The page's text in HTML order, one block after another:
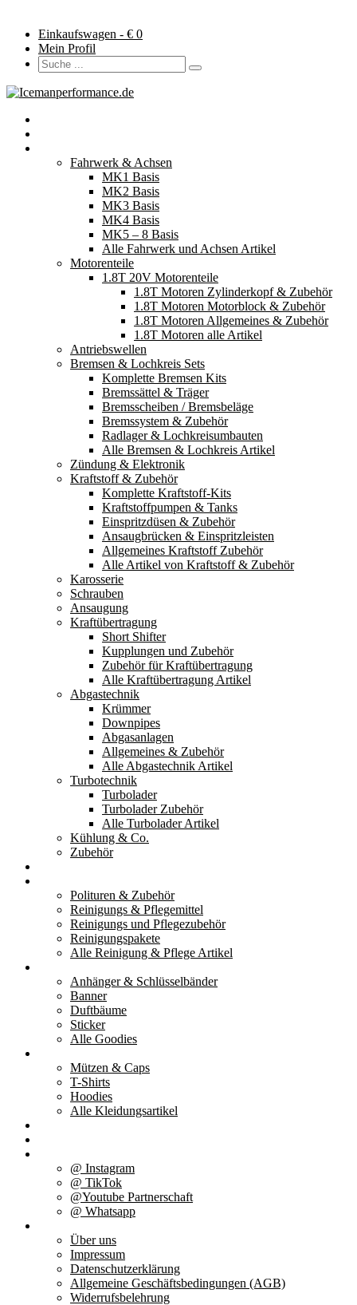
Einkaufswagen - € 0
Mein Profil
Fahrwerk & Achsen
MK1 Basis
MK2 Basis
MK3 Basis
MK4 Basis
MK5 – 8 Basis
Alle Fahrwerk und Achsen Artikel
Motorenteile
1.8T 20V Motorenteile
1.8T Motoren Zylinderkopf & Zubehör
1.8T Motoren Motorblock & Zubehör
1.8T Motoren Allgemeines & Zubehör
1.8T Motoren alle Artikel
Antriebswellen
Bremsen & Lochkreis Sets
Komplette Bremsen Kits
Bremssättel & Träger
Bremsscheiben / Bremsbeläge
Bremssystem & Zubehör
Radlager & Lochkreisumbauten
Alle Bremsen & Lochkreis Artikel
Zündung & Elektronik
Kraftstoff & Zubehör
Komplette Kraftstoff-Kits
Kraftstoffpumpen & Tanks
Einspritzdüsen & Zubehör
Ansaugbrücken & Einspritzleisten
Allgemeines Kraftstoff Zubehör
Alle Artikel von Kraftstoff & Zubehör
Karosserie
Schrauben
Ansaugung
Kraftübertragung
Short Shifter
Kupplungen und Zubehör
Zubehör für Kraftübertragung
Alle Kraftübertragung Artikel
Abgastechnik
Krümmer
Downpipes
Abgasanlagen
Allgemeines & Zubehör
Alle Abgastechnik Artikel
Turbotechnik
Turbolader
Turbolader Zubehör
Alle Turbolader Artikel
Kühlung & Co.
Zubehör
Polituren & Zubehör
Reinigungs & Pflegemittel
Reinigungs und Pflegezubehör
Reinigungspakete
Alle Reinigung & Pflege Artikel
Anhänger & Schlüsselbänder
Banner
Duftbäume
Sticker
Alle Goodies
Mützen & Caps
T-Shirts
Hoodies
Alle Kleidungsartikel
@ Instagram
@ TikTok
@Youtube Partnerschaft
@ Whatsapp
Über uns
Impressum
Datenschutzerklärung
Allgemeine Geschäftsbedingungen (AGB)
Widerrufsbelehrung